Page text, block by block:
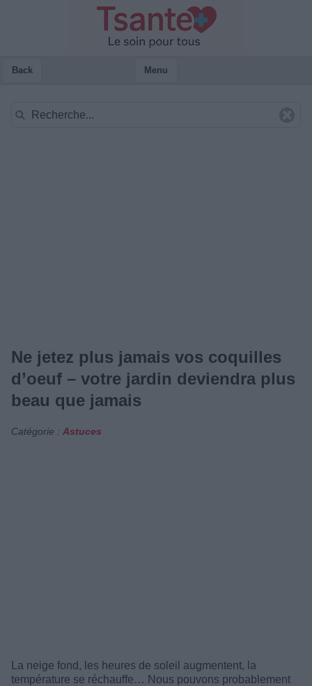
Back Menu
Ne jetez plus jamais vos coquilles
d’oeuf – votre jardin deviendra plus
beau que jamais
Catégorie : Astuces
La neige fond, les heures de soleil augmentent, la
température se réchauffe… Nous pouvons probablement